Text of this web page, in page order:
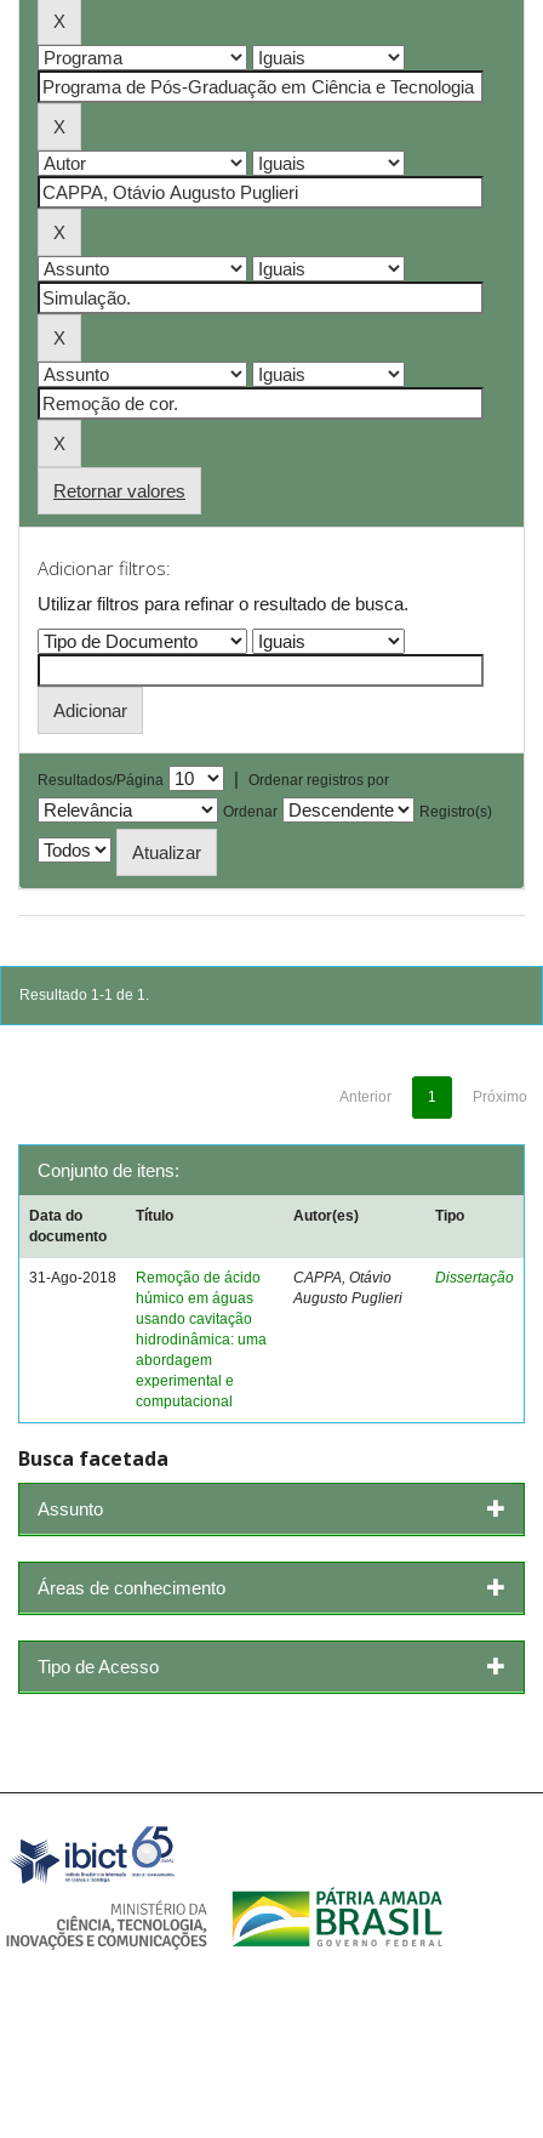
Retornar valores
Adicionar filtros:
Utilizar filtros para refinar o resultado de busca.
Resultados/Página |
Ordenar registros por
Ordenar
Registro(s)
Resultado 1-1 de 1.
Anterior 1 Próximo
Conjunto de itens:
Data do
documento
Título Autor(es) Tipo
31-Ago-2018
Remoção de ácido
húmico em águas
usando cavitação
hidrodinâmica: uma
abordagem
experimental e
computacional
CAPPA, Otávio
Augusto Puglieri
Dissertação
Busca facetada
Assunto
Áreas de conhecimento
Tipo de Acesso